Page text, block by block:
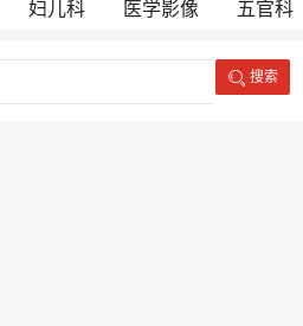
妇儿科 医学影像 五官科
搜索